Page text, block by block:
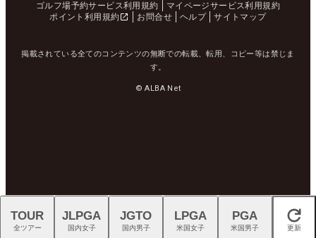
ゴルフ場予約サービス利用規約
マイページサービス利用規約
ポイント利用規約
お問合せ ヘルプ サイトマップ
掲載されている全てのコンテンツの無断での転載、転用、コピー等は禁じま
す。
© ALBA Net
閉じる
TOUR
全ツアー
JLPGA
国内女子
JGTO
国内男子
LPGA
米国女子
PGA
米国男子 更新